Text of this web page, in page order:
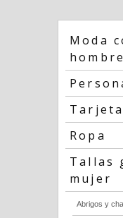
Moda
hombre
Ropa
Tallas
mujer
Abrigos y